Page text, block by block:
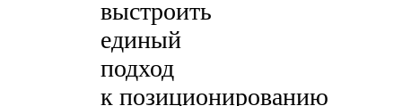
выстроить
единый
подход
к позиционированию